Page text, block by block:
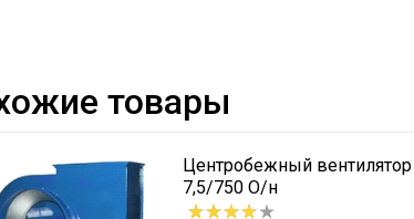
товары
Центробежный
7,5/750 О/н